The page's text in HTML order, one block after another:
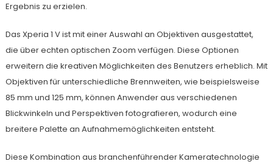
Ergebnis zu erzielen.
Das Xperia 1 V ist mit einer Auswahl an Objektiven ausgestattet,
die über echten optischen Zoom verfügen. Diese Optionen
erweitern die kreativen Möglichkeiten des Benutzers erheblich. Mit
Objektiven für unterschiedliche Brennweiten, wie beispielsweise
85 mm und 125 mm, können Anwender aus verschiedenen
Blickwinkeln und Perspektiven fotografieren, wodurch eine
breitere Palette an Aufnahmemöglichkeiten entsteht.
Diese Kombination aus branchenführender Kameratechnologie